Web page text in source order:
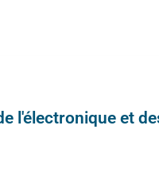
l'électronique et